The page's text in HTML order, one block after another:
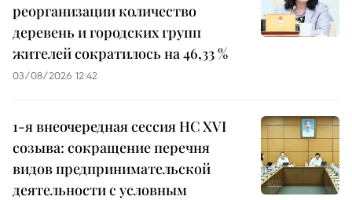
реорганизации количество
деревень и городских групп
жителей сократилось на 46,33 %
03/08/2026 12:42
1-я внеочередная сессия НС XVI
созыва: сокращение перечня
видов предпринимательской
деятельности с условным